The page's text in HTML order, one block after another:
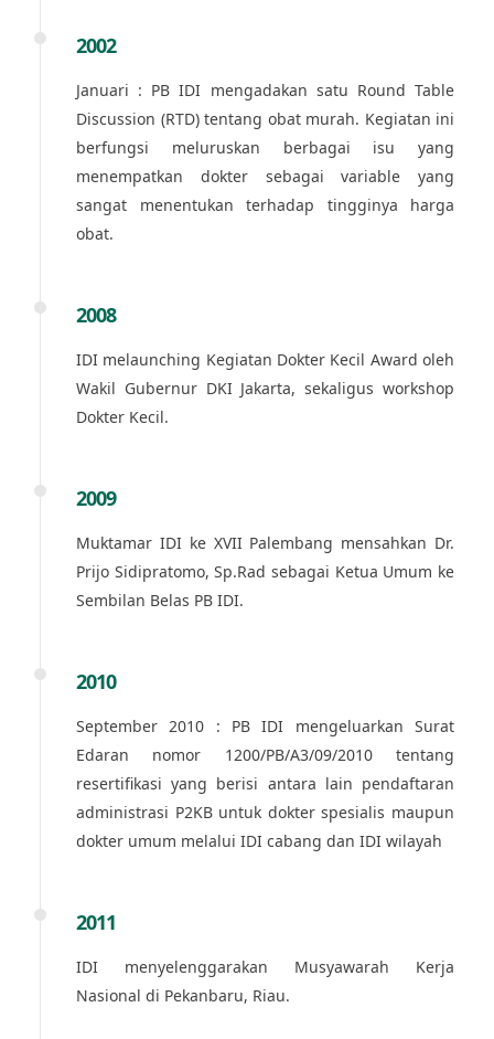
2002
Januari : PB IDI mengadakan satu Round Table
Discussion (RTD) tentang obat murah. Kegiatan ini
berfungsi meluruskan berbagai isu yang
menempatkan dokter sebagai variable yang
sangat menentukan terhadap tingginya harga
obat.
2008
IDI melaunching Kegiatan Dokter Kecil Award oleh
Wakil Gubernur DKI Jakarta, sekaligus workshop
Dokter Kecil.
2009
Muktamar IDI ke XVII Palembang mensahkan Dr.
Prijo Sidipratomo, Sp.Rad sebagai Ketua Umum ke
Sembilan Belas PB IDI.
2010
September 2010 : PB IDI mengeluarkan Surat
Edaran nomor 1200/PB/A3/09/2010 tentang
resertifikasi yang berisi antara lain pendaftaran
administrasi P2KB untuk dokter spesialis maupun
dokter umum melalui IDI cabang dan IDI wilayah
2011
IDI menyelenggarakan Musyawarah Kerja
Nasional di Pekanbaru, Riau.